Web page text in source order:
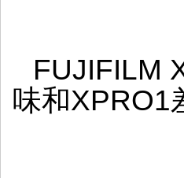
FUJIFILM
味和XPRO1